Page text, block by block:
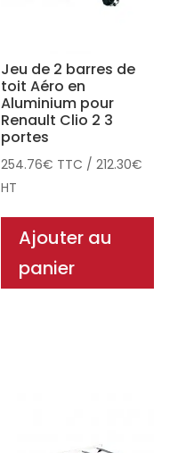
Jeu de 2 barres de
toit Aéro en
Aluminium pour
Renault Clio 2 3
portes
254.76€ TTC /212.30€
HT
Ajouter au
panier